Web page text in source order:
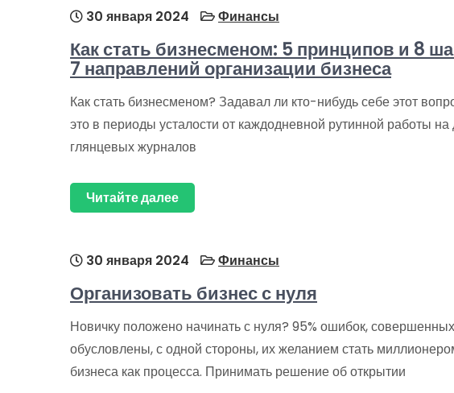
30 января 2024 Финансы
Как стать бизнесменом: 5 принципов и 8
7 направлений организации бизнеса
Как стать бизнесменом? Задавал ли кто-нибудь себе этот
это в периоды усталости от каждодневной рутинной работы
глянцевых журналов
Читайте далее
30 января 2024 Финансы
Организовать бизнес с нуля
Новичку положено начинать с нуля? 95% ошибок,
обусловлены, с одной стороны, их желанием стать
бизнеса как процесса. Принимать решение об открытии